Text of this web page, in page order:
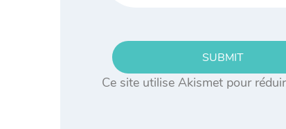
SUBMIT
Ce site utilise Akismet pour